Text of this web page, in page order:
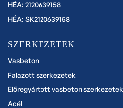
HÉA: 2120639158
HÉA: SK2120639158
SZERKEZETEK
Vasbeton
Falazott szerkezetek
Előregyártott vasbeton szerkezetek
Acél